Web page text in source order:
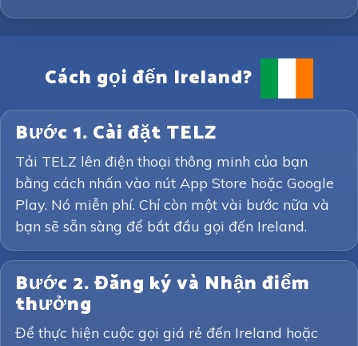
Cách gọi đến Ireland?
Bước 1. Cài đặt TELZ
Tải TELZ lên điện thoại thông minh của bạn
bằng cách nhấn vào nút App Store hoặc Google
Play. Nó miễn phí. Chỉ còn một vài bước nữa và
bạn sẽ sẵn sàng để bắt đầu gọi đến Ireland.
Bước 2. Đăng ký và Nhận điểm
thưởng
Để thực hiện cuộc gọi giá rẻ đến Ireland hoặc